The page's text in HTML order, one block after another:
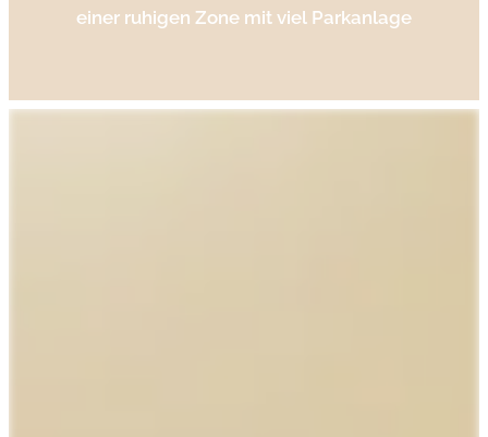
einer ruhigen Zone mit viel Parkanlage